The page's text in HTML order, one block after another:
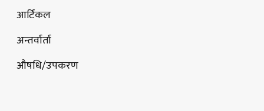
आर्टिकल
अन्तर्वार्ता
औषधि/उपकरण